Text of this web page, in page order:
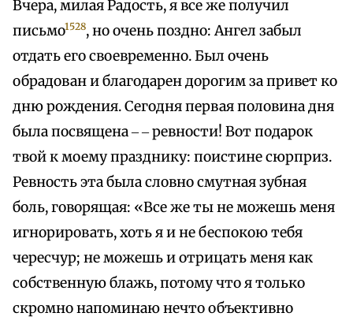
Вчера, милая Радость, я все же получил
письмо1528, но очень поздно: Ангел забыл
отдать его своевременно. Был очень
обрадован и благодарен дорогим за привет ко
дню рождения. Сегодня первая половина дня
была посвящена ‒ ‒ ревности! Вот подарок
твой к моему празднику: поистине сюрприз.
Ревность эта была словно смутная зубная
боль, говорящая: «Все же ты не можешь меня
игнорировать, хоть я и не беспокою тебя
чересчур; не можешь и отрицать меня как
собственную блажь, потому что я только
скромно напоминаю нечто объективно